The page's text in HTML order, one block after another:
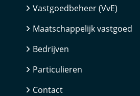
Vastgoedbeheer (VvE)
Maatschappelijk vastgoed
Bedrijven
Particulieren
Contact